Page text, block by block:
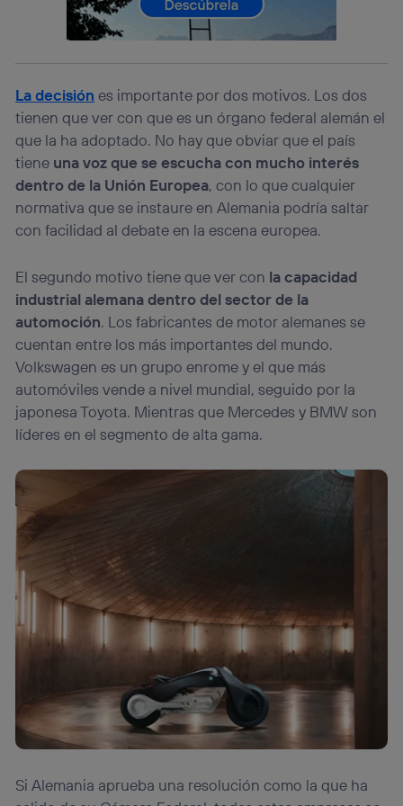
La decisión es importante por dos motivos. Los dos
tienen que ver con que es un órgano federal alemán el
que la ha adoptado. No hay que obviar que el país
tiene una voz que se escucha con mucho interés
dentro de la Unión Europea, con lo que cualquier
normativa que se instaure en Alemania podría saltar
con facilidad al debate en la escena europea.
El segundo motivo tiene que ver con la capacidad
industrial alemana dentro del sector de la
automoción. Los fabricantes de motor alemanes se
cuentan entre los más importantes del mundo.
Volkswagen es un grupo enrome y el que más
automóviles vende a nivel mundial, seguido por la
japonesa Toyota. Mientras que Mercedes y BMW son
líderes en el segmento de alta gama.
Si Alemania aprueba una resolución como la que ha
identificador. Típicamente:
Si utilizas una
conexión de banda ancha (p. ej., Wi-Fi),
actividades de navegación de los miembros del hogar
Si utilizas
datos móviles
, el marketing será más
personalizado, ya que se basará únicamente en la
navegación del usuario del móvil.
Puedes gestionar los consentimientos Utiq seleccionando
“Administrar Utiq” en la parte inferior de esta página web o
visitando el
portal de privacidad de Utiq
(“consenthub”). Para más información, consulta
la política de privacidad de Utiq.